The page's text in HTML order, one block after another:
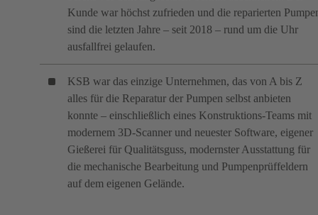
Kunde war höchst zufrieden und die reparierten
sind die letzten Jahre – seit 2018 – rund um die Uhr
ausfallfrei gelaufen.
KSB war das einzige Unternehmen, das von A bis Z
alles für die Reparatur der Pumpen selbst anbieten
konnte – einschließlich eines Konstruktions-Teams mit
modernem 3D-Scanner und neuester Software, eigener
Gießerei für Qualitätsguss, modernster Ausstattung für
die mechanische Bearbeitung und Pumpenprüffeldern
auf dem eigenen Gelände.